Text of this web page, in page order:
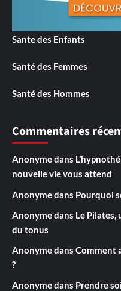
Sante des Enfants
Santé des Femmes
Santé des Hommes
Commentaires
Anonymedans
nouvelle vie vous attend
Anonymedans Pourquoi
Anonymedans Le Pilates,
du tonus
Anonymedans Comment
?
Anonymedans Prendre